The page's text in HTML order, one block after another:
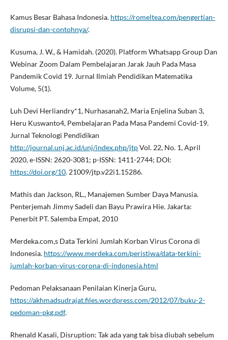
Kamus Besar Bahasa Indonesia. https://romeltea.com/pengertian-
disrupsi-dan-contohnya/.
Kusuma, J. W., & Hamidah. (2020). Platform Whatsapp Group Dan
Webinar Zoom Dalam Pembelajaran Jarak Jauh Pada Masa
Pandemik Covid 19. Jurnal Ilmiah Pendidikan Matematika
Volume, 5(1).
Luh Devi Herliandry*1, Nurhasanah2, Maria Enjelina Suban 3,
Heru Kuswanto4, Pembelajaran Pada Masa Pandemi Covid-19.
Jurnal Teknologi Pendidikan
http://journal.unj.ac.id/unj/index.php/jtpVol. 22, No. 1, April
2020, e-ISSN: 2620-3081; p-ISSN: 1411-2744; DOI:
https://doi.org/10. 21009/jtp.v22i1.15286.
Mathis dan Jackson, RL., Manajemen Sumber Daya Manusia.
Penterjemah Jimmy Sadeli dan Bayu Prawira Hie. Jakarta:
Penerbit PT. Salemba Empat, 2010
Merdeka.com,s Data Terkini Jumlah Korban Virus Corona di
Indonesia. https://www.merdeka.com/peristiwa/data-terkini-
jumlah-korban-virus-corona-di-indonesia.html
Pedoman Pelaksanaan Penilaian Kinerja Guru,
https://akhmadsudrajat.files.wordpress.com/2012/07/buku-2-
pedoman-pkg.pdf.
Rhenald Kasali, Disruption: Tak ada yang tak bisa diubah sebelum